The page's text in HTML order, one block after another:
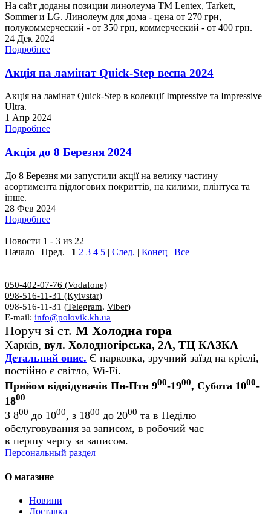
На сайт доданы позиции линолеума ТМ Lentex, Tarkett,
Sommer и LG. Линолеум для дома - цена от 270 грн,
полукоммерческий - от 350 грн, коммерческий - от 400 грн.
24 Дек 2024
Подробнее
Акція на ламінат Quick-Step весна 2024
Акція на ламінат Quick-Step в колекції Impressive та Impressive
Ultra.
1 Апр 2024
Подробнее
Акція до 8 Березня 2024
До 8 Березня ми запустили акції на велику частину
асортимента підлогових покриттів, на килими, плінтуса та
інше.
28 Фев 2024
Подробнее
Новости 1 - 3 из 22
Начало | Пред. | 1 2 3 4 5 | След. | Конец | Все
050-402-07-76 (Vodafone)
098-516-11-31 (Kyivstar)
098-516-11-31 (Telegram, Viber)
E-mail: info@polovik.kh.ua
Поруч зі ст. М Холодна гора
Харків, вул. Холодногірська, 2А, ТЦ КАЗКА
Детальний опис. Є парковка, зручний заїзд на кріслі,
постійно є світло, Wi-Fi.
Прийом відвідувачів Пн-Птн 900-1900, Субота 1000-
1800
З 800 до 1000, з 1800 до 2000 та в Неділю
обслуговування за записом, в робочий час
в першу чергу за записом.
Персональный раздел
О магазине
Новини
Доставка